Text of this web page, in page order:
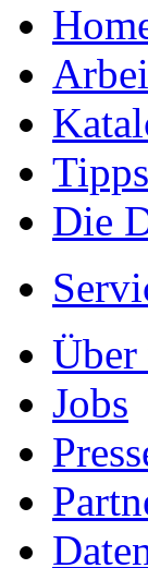
Die
Über
Jobs